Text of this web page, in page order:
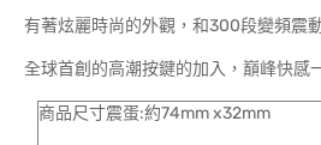
有著炫麗時尚的外觀，和300段變頻震
全球首創的高潮按鍵的加入，巔峰快感
商品尺寸震蛋:約74mm x32mm